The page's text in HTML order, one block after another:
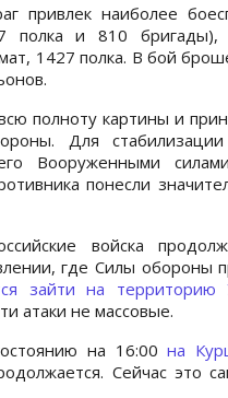
привлек наиболее
полка и 810 бригады),
1427 полка. В бой
полноту картины и
Для
Вооруженными
понесли
войска
где Силы обороны
зайти на территорию
атаки не массовые.
на 16:00на
Сейчас это